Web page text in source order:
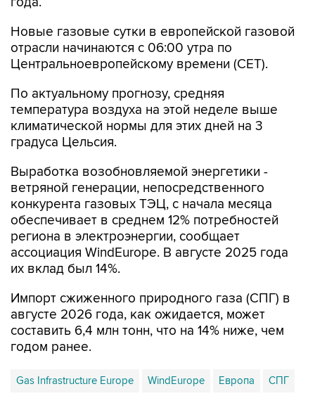
Новые газовые сутки в европейской газовой
отрасли начинаются c 06:00 утра по
Центральноевропейскому времени (CET).
По актуальному прогнозу, средняя
температура воздуха на этой неделе выше
климатической нормы для этих дней на 3
градуса Цельсия.
Выработка возобновляемой энергетики -
ветряной генерации, непосредственного
конкурента газовых ТЭЦ, с начала месяца
обеспечивает в среднем 12% потребностей
региона в электроэнергии, сообщает
ассоциация WindEurope. В августе 2025 года
их вклад был 14%.
Импорт сжиженного природного газа (СПГ) в
августе 2026 года, как ожидается, может
составить 6,4 млн тонн, что на 14% ниже, чем
годом ранее.
Gas Infrastructure Europe WindEurope Европа СПГ